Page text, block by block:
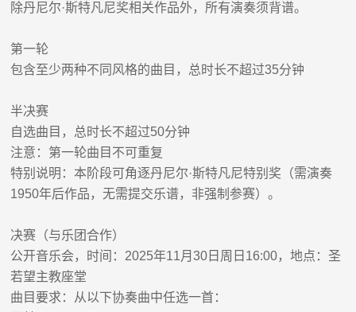
除丹尼尔·斯特凡尼奖相关作品外，所有演奏须背谱。
第一轮
包含至少两种不同风格的曲目，总时长不超过35分钟
半决赛
自选曲目 ，总时长不超过50分钟
注意：第一轮曲目不可重复
特别说明：本阶段可角逐丹尼尔·斯特凡尼特别奖（需演奏
1950年后作品，无需提交乐谱，非强制参赛）。
决赛（与乐团合作）
公开音乐会，时间： 2025年11月30 日周日 16:00，地点：圣
若望主教座堂
曲目要求：从以下协奏曲中任选一首：